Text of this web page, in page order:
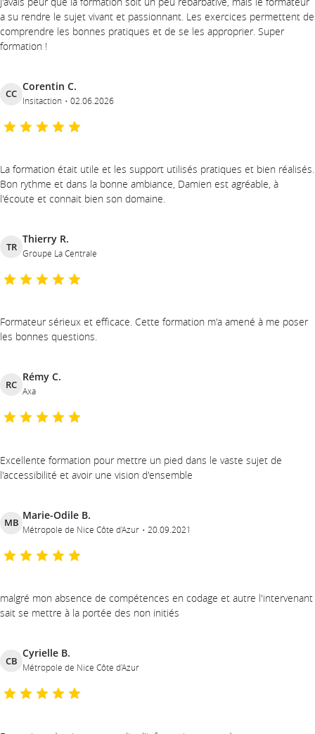
a su rendre le sujet vivant et passionnant. Les exercices permettent de
comprendre les bonnes pratiques et de se les approprier. Super
formation !
CC
Corentin C.
Insitaction 02.06.2026
La formation était utile et les support utilisés pratiques et bien réalisés.
Bon rythme et dans la bonne ambiance, Damien est agréable, à
l'écoute et connait bien son domaine.
TR
Thierry R.
Groupe La Centrale
Formateur sérieux et efficace. Cette formation m'a amené à me poser
les bonnes questions.
RC
Rémy C.
Axa
Excellente formation pour mettre un pied dans le vaste sujet de
l'accessibilité et avoir une vision d'ensemble
MB
Marie-Odile B.
Métropole de Nice Côte d'Azur 20.09.2021
malgré mon absence de compétences en codage et autre l'intervenant
sait se mettre à la portée des non initiés
CB
Cyrielle B.
Métropole de Nice Côte d'Azur